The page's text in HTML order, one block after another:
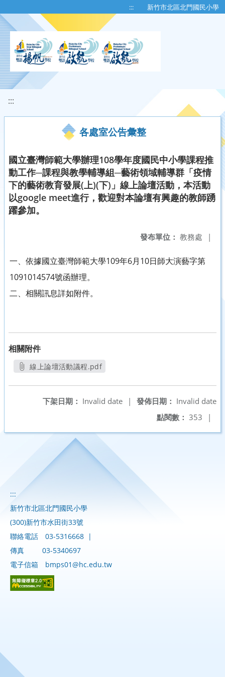
::: 新竹市北區北門國民小學
:::
各處室公告彙整
國立臺灣師範大學辦理108學年度國民中小學課程推
動工作─課程與教學輔導組─藝術領域輔導群「疫情
下的藝術教育發展(上)(下)」線上論壇活動，本活動
以google meet進行，歡迎對本論壇有興趣的教師踴
躍參加。
發布單位： 教務處 |
一、依據國立臺灣師範大學109年6月10日師大演藝字第
1091014574號函辦理。
二、相關訊息詳如附件。
相關附件
線上論壇活動議程.pdf
發佈日期： Invalid date
下架日期： Invalid date
|
點閱數： 353 |
:::
新竹市北區北門國民小學
(300)新竹市水田街33號
聯絡電話
03-5316668 |
傳真
03-5340697
電子信箱
bmps01@hc.edu.tw